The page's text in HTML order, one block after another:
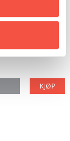
KJØP